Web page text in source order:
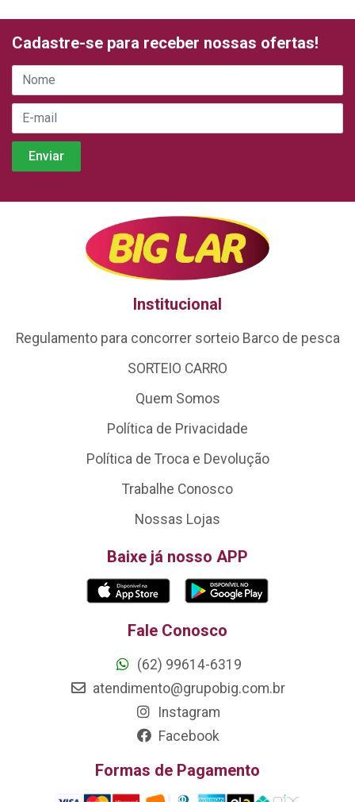
Cadastre-se para receber nossas ofertas!
Institucional
Regulamento para concorrer sorteio Barco de pesca
SORTEIO CARRO
Quem Somos
Política de Privacidade
Política de Troca e Devolução
Trabalhe Conosco
Nossas Lojas
Baixe já nosso APP
Fale Conosco
(62) 99614-6319
atendimento@grupobig.com.br
Instagram
Facebook
Formas de Pagamento